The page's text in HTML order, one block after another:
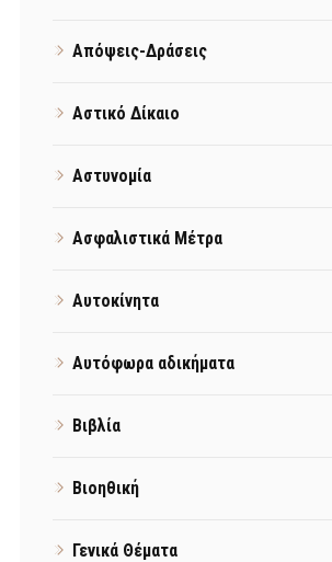
Απόψεις-Δράσεις
Αστικό Δίκαιο
Αστυνομία
Ασφαλιστικά Μέτρα
Αυτοκίνητα
Αυτόφωρα αδικήματα
Βιβλία
Βιοηθική
Γενικά Θέματα